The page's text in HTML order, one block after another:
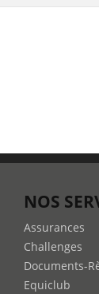
NOS
Assurances
Challenges
Documents-
Equiclub